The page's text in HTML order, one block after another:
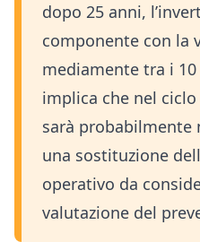
dopo 25 anni,
componente con la
mediamente tra i
implica che nel
sarà probabilmente
una sostituzione
operativo da
valutazione del